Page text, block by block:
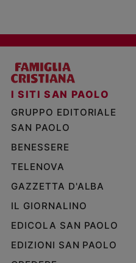
I SITI SAN PAOLO
GRUPPO EDITORIALE
SAN PAOLO
BENESSERE
TELENOVA
GAZZETTA D'ALBA
IL GIORNALINO
EDICOLA SAN PAOLO
EDIZIONI SAN PAOLO